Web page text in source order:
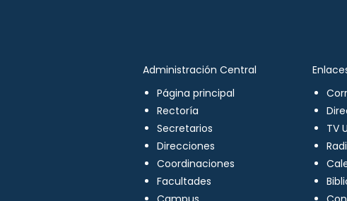
Administración Central
Página principal
Rectoría
Secretarios
Direcciones
Coordinaciones
Facultades
TV